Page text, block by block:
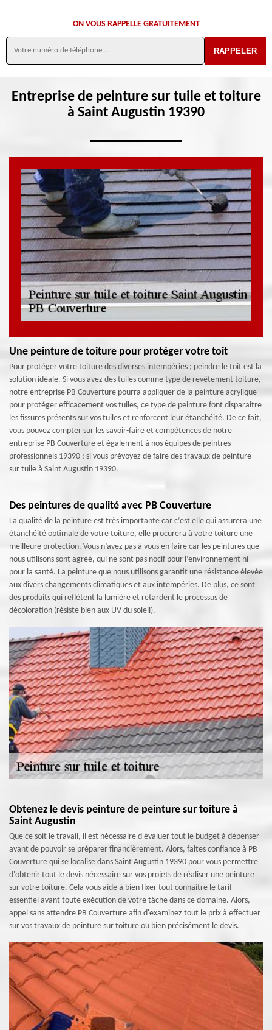
ON VOUS RAPPELLE GRATUITEMENT
Entreprise de peinture sur tuile et toiture
à Saint Augustin 19390
Une peinture de toiture pour protéger votre toit
Pour protéger votre toiture des diverses intempéries ; peindre le toit est la
solution idéale. Si vous avez des tuiles comme type de revêtement toiture,
notre entreprise PB Couverture pourra appliquer de la peinture acrylique
pour protéger efficacement vos tuiles, ce type de peinture font disparaitre
les fissures présents sur vos tuiles et renforcent leur étanchéité. De ce fait,
vous pouvez compter sur les savoir-faire et compétences de notre
entreprise PB Couverture et également à nos équipes de peintres
professionnels 19390 ; si vous prévoyez de faire des travaux de peinture
sur tuile à Saint Augustin 19390.
Des peintures de qualité avec PB Couverture
La qualité de la peinture est très importante car c’est elle qui assurera une
étanchéité optimale de votre toiture, elle procurera à votre toiture une
meilleure protection. Vous n’avez pas à vous en faire car les peintures que
nous utilisons sont agréé, qui ne sont pas nocif pour l’environnement ni
pour la santé. La peinture que nous utilisons garantit une résistance élevée
aux divers changements climatiques et aux intempéries. De plus, ce sont
des produits qui reflètent la lumière et retardent le processus de
décoloration (résiste bien aux UV du soleil).
Obtenez le devis peinture de peinture sur toiture à
Saint Augustin
Que ce soit le travail, il est nécessaire d'évaluer tout le budget à dépenser
avant de pouvoir se préparer financièrement. Alors, faites confiance à PB
Couverture qui se localise dans Saint Augustin 19390 pour vous permettre
d'obtenir tout le devis nécessaire sur vos projets de réaliser une peinture
sur votre toiture. Cela vous aide à bien fixer tout connaitre le tarif
essentiel avant toute exécution de votre tâche dans ce domaine. Alors,
appel sans attendre PB Couverture afin d'examinez tout le prix à effectuer
sur vos travaux de peinture sur toiture ou bien précisément le devis.